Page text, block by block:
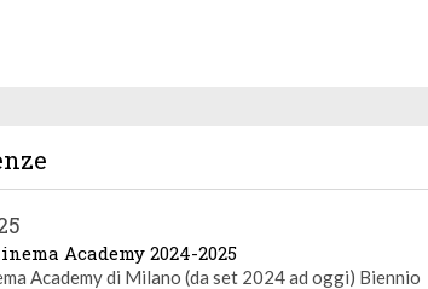
Academy 2024-2025
Academy di Milano (da set 2024 ad oggi) Biennio